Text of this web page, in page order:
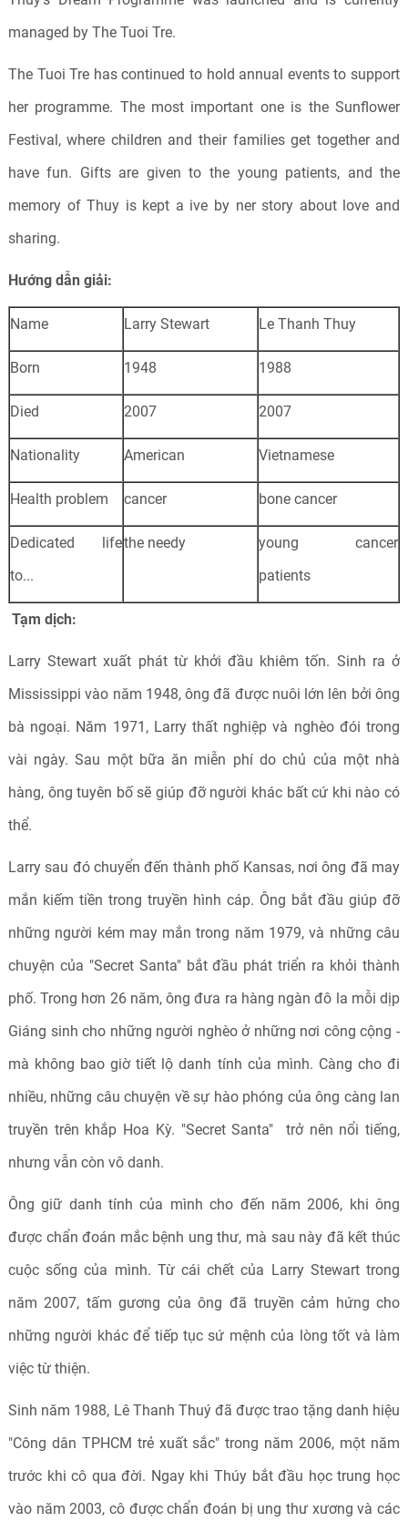
managed by The Tuoi Tre.
The Tuoi Tre has continued to hold annual events to support
her programme. The most important one is the Sunflower
Festival, where children and their families get together and
have fun. Gifts are given to the young patients, and the
memory of Thuy is kept a ive by ner story about love and
sharing.
Hướng dẫn giải:
Name Larry Stewart Le Thanh Thuy
Born 1948 1988
Died 2007 2007
Nationality American Vietnamese
Health problem cancer bone cancer
Dedicated life
to...
the needy
young cancer
patients
Tạm dịch:
Larry Stewart xuất phát từ khởi đầu khiêm tốn. Sinh ra ở
Mississippi vào năm 1948, ông đã được nuôi lớn lên bởi ông
bà ngoại. Năm 1971, Larry thất nghiệp và nghèo đói trong
vài ngày. Sau một bữa ăn miễn phí do chủ của một nhà
hàng, ông tuyên bố sẽ giúp đỡ người khác bất cứ khi nào có
thể.
Larry sau đó chuyển đến thành phố Kansas, nơi ông đã may
mắn kiếm tiền trong truyền hình cáp. Ông bắt đầu giúp đỡ
những người kém may mắn trong năm 1979, và những câu
chuyện của "Secret Santa" bắt đầu phát triển ra khỏi thành
phố. Trong hơn 26 năm, ông đưa ra hàng ngàn đô la mỗi dịp
Giáng sinh cho những người nghèo ở những nơi công cộng -
mà không bao giờ tiết lộ danh tính của mình. Càng cho đi
nhiều, những câu chuyện về sự hào phóng của ông càng lan
truyền trên khắp Hoa Kỳ. "Secret Santa" trở nên nổi tiếng,
nhưng vẫn còn vô danh.
Ông giữ danh tính của mình cho đến năm 2006, khi ông
được chẩn đoán mắc bệnh ung thư, mà sau này đã kết thúc
cuộc sống của mình. Từ cái chết của Larry Stewart trong
năm 2007, tấm gương của ông đã truyền cảm hứng cho
những người khác để tiếp tục sứ mệnh của lòng tốt và làm
việc từ thiện.
Sinh năm 1988, Lê Thanh Thuý đã được trao tặng danh hiệu
"Công dân TPHCM trẻ xuất sắc" trong năm 2006, một năm
trước khi cô qua đời. Ngay khi Thúy bắt đầu học trung học
vào năm 2003, cô được chẩn đoán bị ung thư xương và các